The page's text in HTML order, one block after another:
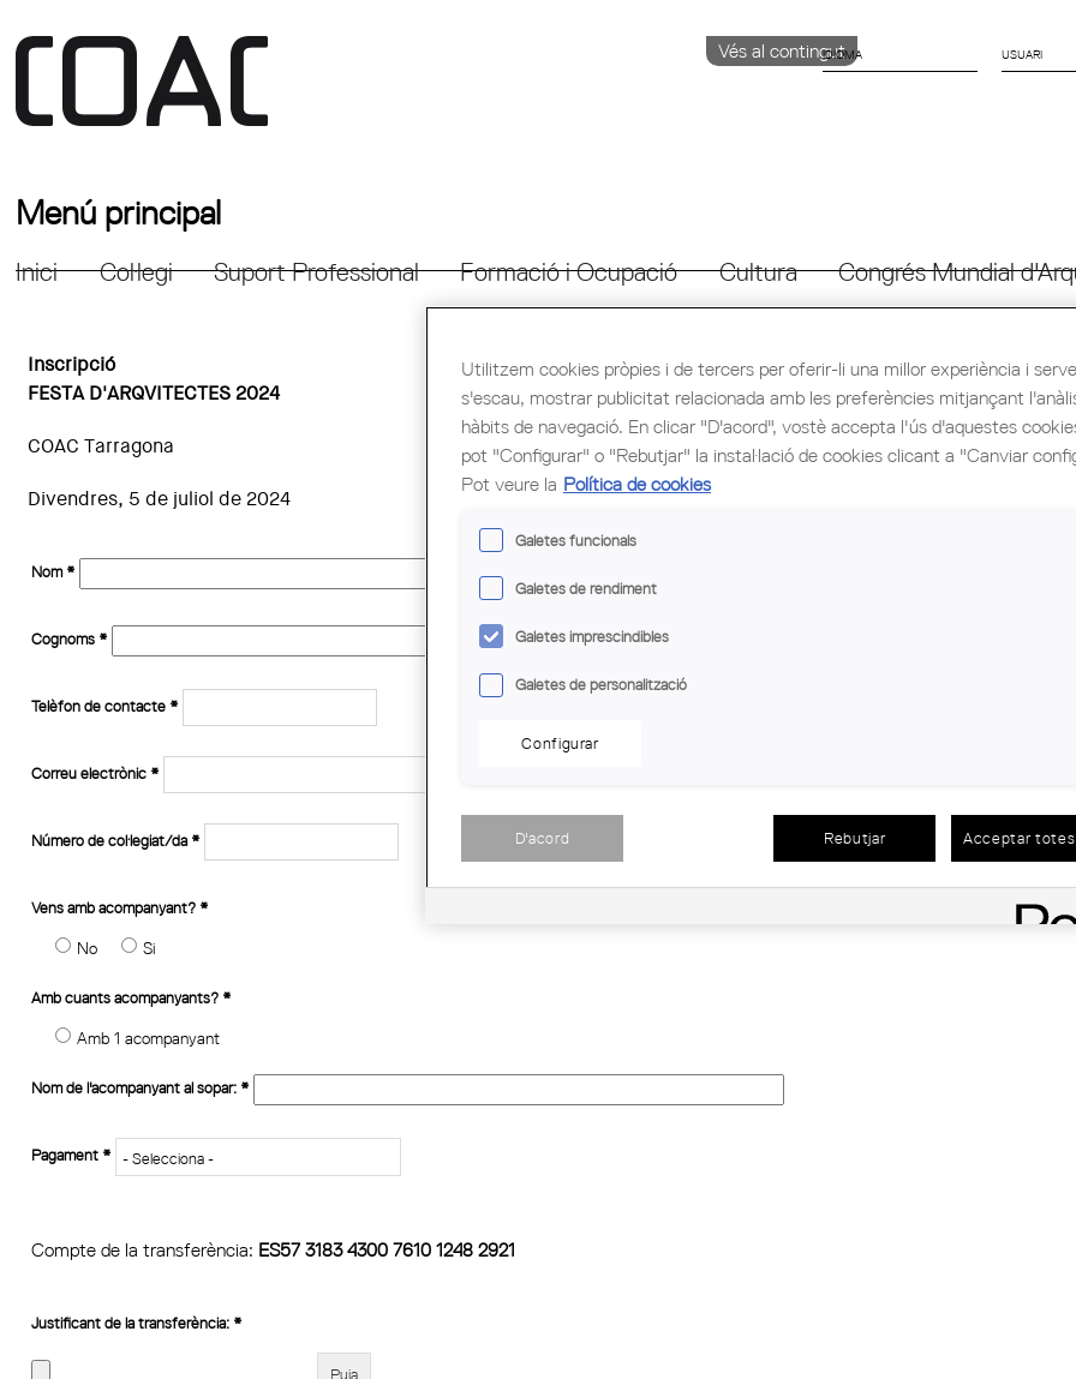
Vés al contingut
IDIOMA
Menú principal
Inici Col·legi Suport Professional Formació i Ocupació Cultura Congrés Mundial
Inscripció
FESTA D'ARQVITECTES 2024
COAC Tarragona
Divendres, 5 de juliol de 2024
Nom*
Cognoms *
Telèfon de contacte *
Correu electrònic *
Número de col·legiat/da*
Vens amb acompanyant? *
No
Si
Amb cuants acompanyants? *
Amb 1 acompanyant
Nom de l'acompanyant al sopar: *
Pagament *
Compte de la transferència: ES57 3183 4300 7610 1248 2921
Justificant de la transferència: *
Utilitzem cookies pròpies i de tercers per oferir-li una millor experiència i
s'escau, mostrar publicitat relacionada amb les preferències mitjançant
hàbits de navegació. En clicar "D'acord", vostè accepta l'ús d'aquestes
pot "Configurar" o "Rebutjar" la instal·lació de cookies clicant a "Canviar
Pot veure la Política de cookies
Galetes funcionals
Galetes de rendiment
Galetes imprescindibles
Galetes de personalització
Configurar
D'acord Rebutjar Acceptar